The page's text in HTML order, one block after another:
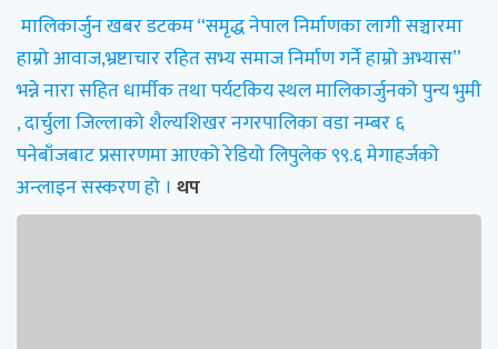
मालिकार्जुन खबर डटकम “समृद्ध नेपाल निर्माणका लागी सञ्चारमा
हाम्रो आवाज,भ्रष्टाचार रहित सभ्य समाज निर्माण गर्ने हाम्रो अभ्यास”
भन्ने नारा सहित धार्मीक तथा पर्यटकिय स्थल मालिकार्जुनको पुन्य भुमी
, दार्चुला जिल्लाको शैल्यशिखर नगरपालिका वडा नम्बर ६
पनेबाँजबाट प्रसारणमा आएको रेडियो लिपुलेक ९९.६ मेगाहर्जको
अन्लाइन सस्करण हो । थप